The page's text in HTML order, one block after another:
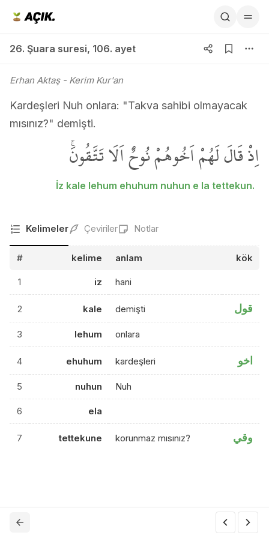
26. Şuara suresi, 106. ayet
Erhan Aktaş- Kerim Kur'an
Kardeşleri Nuh onlara: "Takva sahibi olmayacak
mısınız?" demişti.
اِذْ قَالَ لَهُمْ اَخُوهُمْ نُوحٌ اَلَا تَتَّقُونَۚ
İz kale lehum ehuhum nuhun e la tettekun.
Kelimeler Çeviriler Notlar
# kelime anlam kök
1 iz hani
2 kale demişti قول
3 lehum onlara
4 ehuhum kardeşleri اخو
5 nuhun Nuh
6 ela
7 tettekune korunmaz mısınız? وقي